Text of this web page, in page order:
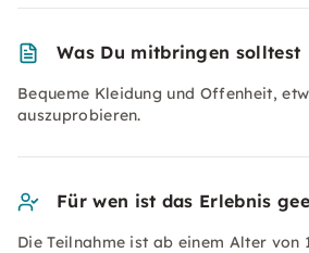
Was Du mitbringen solltest
Bequeme Kleidung und Offenheit,
auszuprobieren.
Für wen ist das Erlebnis
Die Teilnahme ist ab einem Alter von